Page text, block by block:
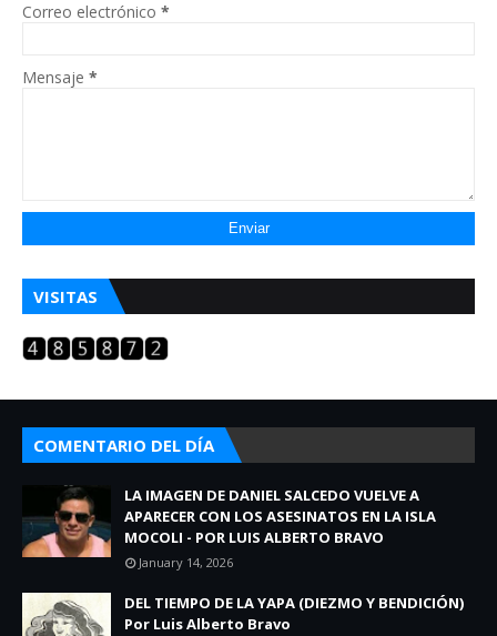
Correo electrónico *
Mensaje *
VISITAS
COMENTARIO DEL DÍA
LA IMAGEN DE DANIEL SALCEDO VUELVE A
APARECER CON LOS ASESINATOS EN LA ISLA
MOCOLI - POR LUIS ALBERTO BRAVO
January 14, 2026
DEL TIEMPO DE LA YAPA (DIEZMO Y BENDICIÓN)
Por Luis Alberto Bravo